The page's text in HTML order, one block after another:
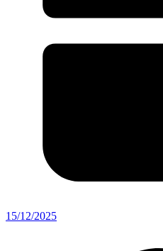
15/12/2025